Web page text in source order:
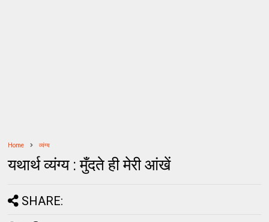
Home व्यंग्य
यथार्थ व्यंग्य : मुँदते ही मेरी आंखें
SHARE: